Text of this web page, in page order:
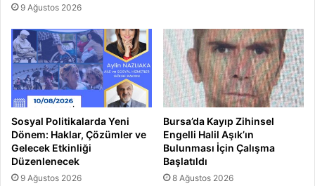
9 Ağustos 2026
Sosyal Politikalarda Yeni
Dönem: Haklar, Çözümler ve
Gelecek Etkinliği
Düzenlenecek
9 Ağustos 2026
Bursa’da Kayıp Zihinsel
Engelli Halil Aşık’ın
Bulunması İçin Çalışma
Başlatıldı
8 Ağustos 2026